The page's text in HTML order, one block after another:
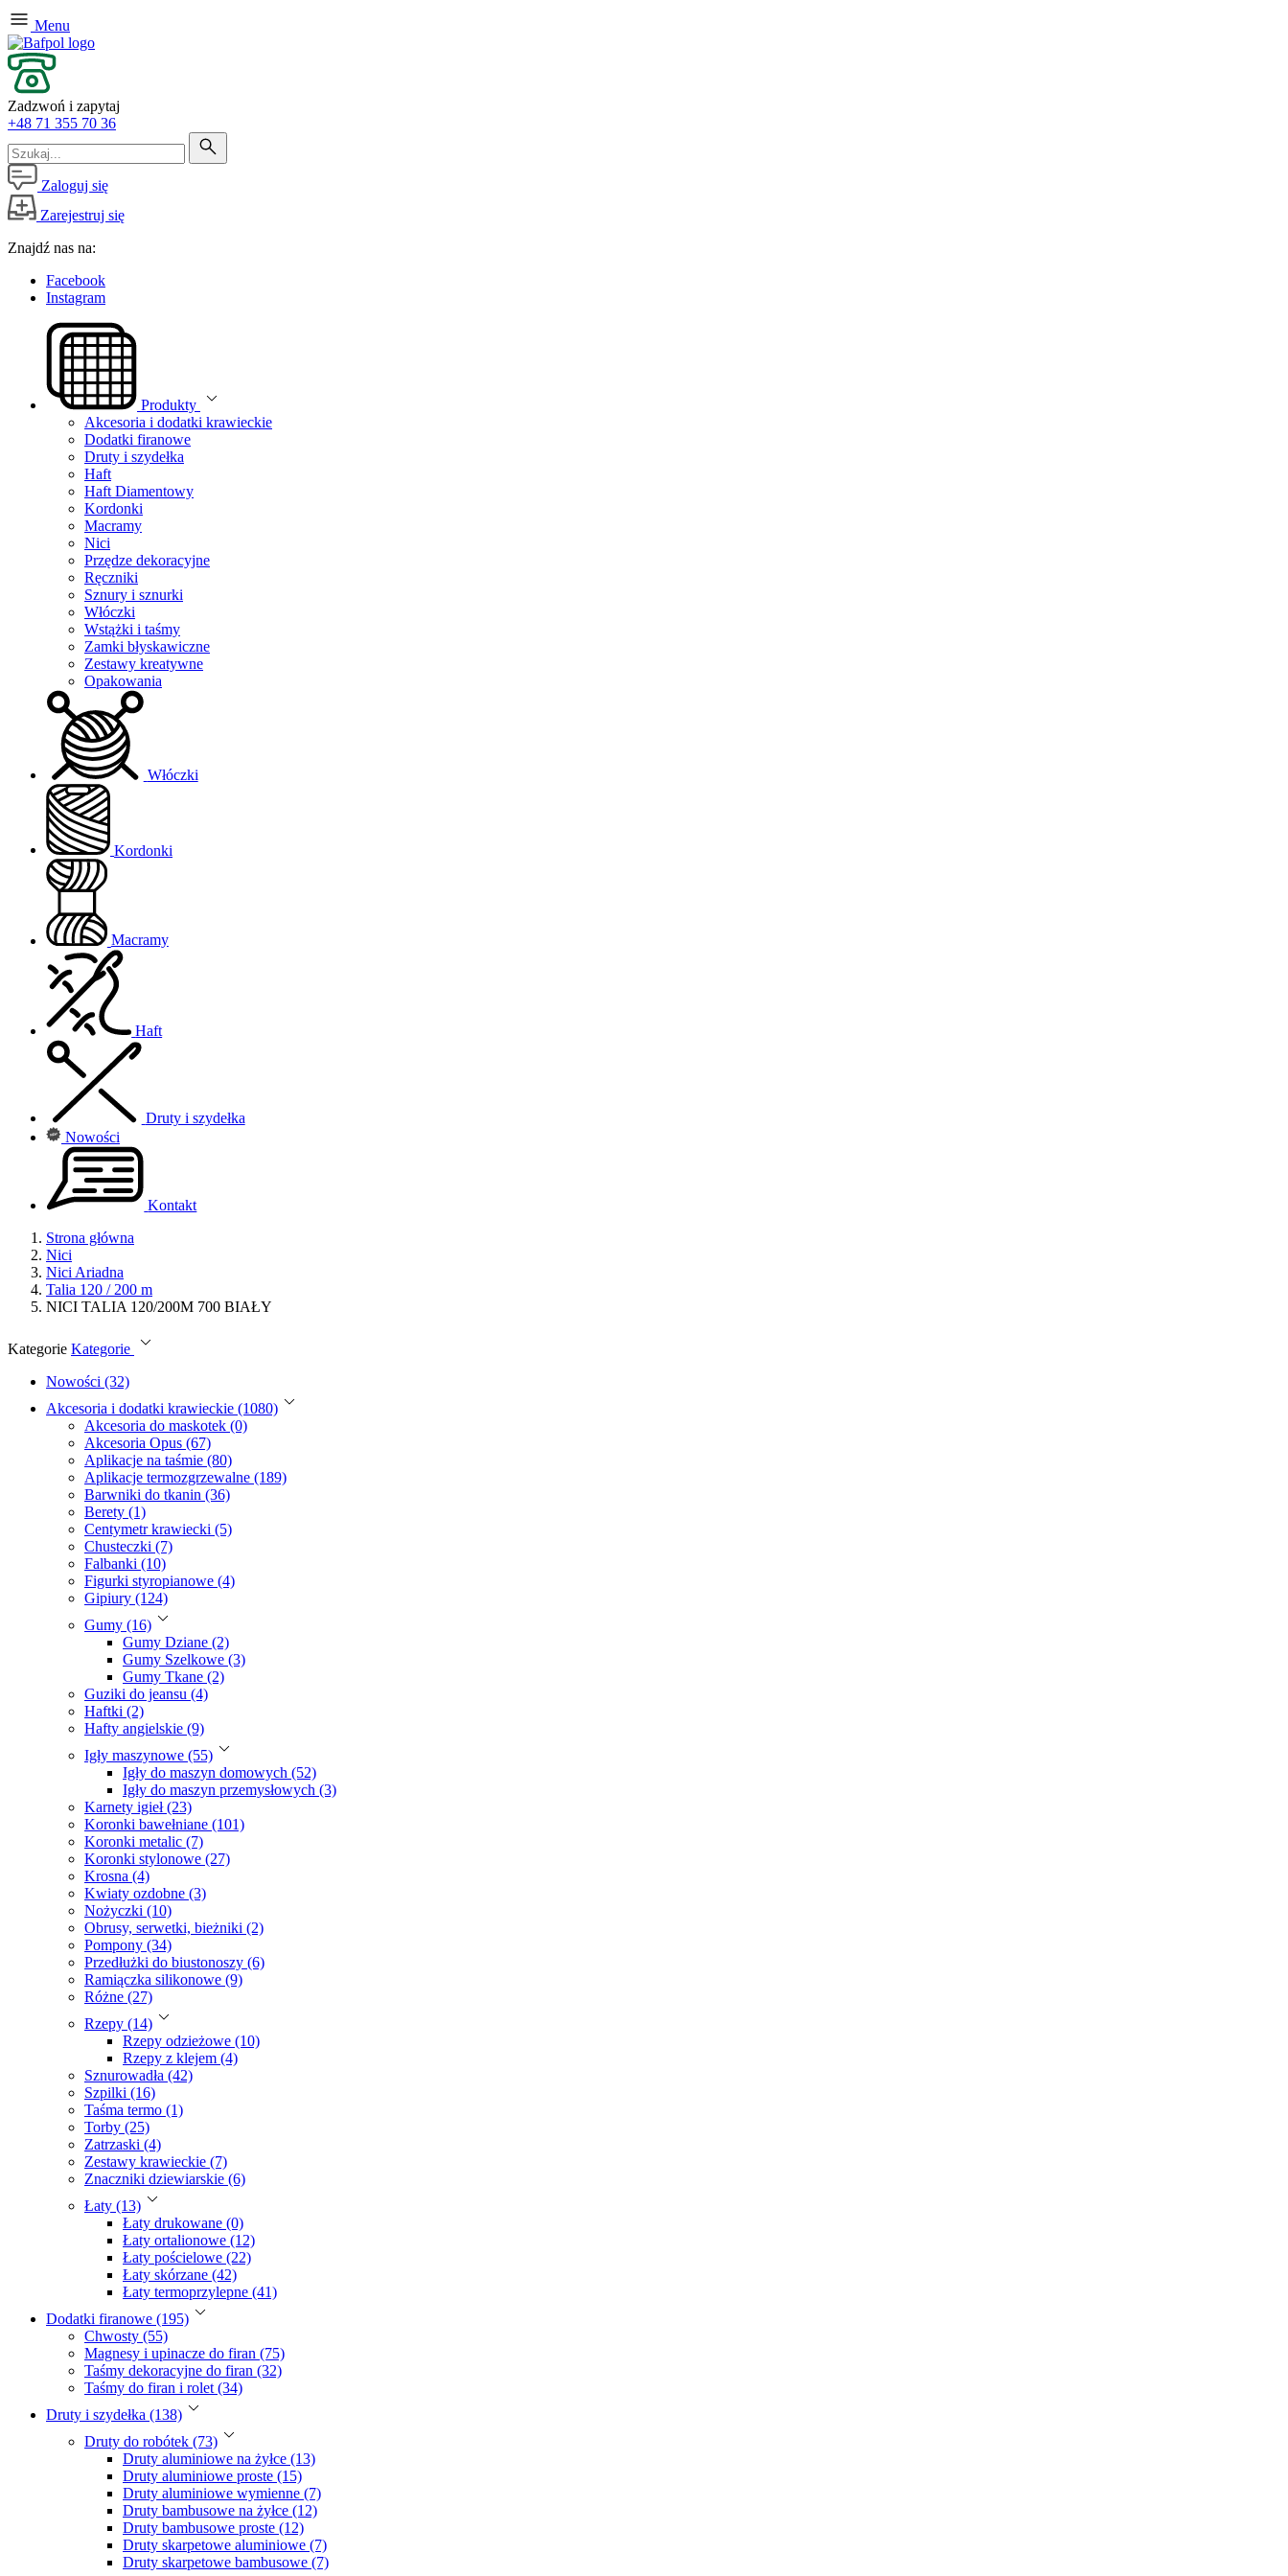
Menu
Zadzwoń i zapytaj
+48 71 355 70 36
Zaloguj się
Zarejestruj się
Znajdź nas na:
Facebook
Instagram
Produkty
Akcesoria i dodatki krawieckie
Dodatki firanowe
Druty i szydełka
Haft
Haft Diamentowy
Kordonki
Macramy
Nici
Przędze dekoracyjne
Ręczniki
Sznury i sznurki
Włóczki
Wstążki i taśmy
Zamki błyskawiczne
Zestawy kreatywne
Opakowania
Włóczki
Kordonki
Macramy
Haft
Druty i szydełka
Nowości
Kontakt
Strona główna
Nici
Nici Ariadna
Talia 120 / 200 m
NICI TALIA 120/200M 700 BIAŁY
Kategorie Kategorie
Nowości (32)
Akcesoria i dodatki krawieckie (1080)
Akcesoria do maskotek (0)
Akcesoria Opus (67)
Aplikacje na taśmie (80)
Aplikacje termozgrzewalne (189)
Barwniki do tkanin (36)
Berety (1)
Centymetr krawiecki (5)
Chusteczki (7)
Falbanki (10)
Figurki styropianowe (4)
Gipiury (124)
Gumy (16)
Gumy Dziane (2)
Gumy Szelkowe (3)
Gumy Tkane (2)
Guziki do jeansu (4)
Haftki (2)
Hafty angielskie (9)
Igły maszynowe (55)
Igły do maszyn domowych (52)
Igły do maszyn przemysłowych (3)
Karnety igieł (23)
Koronki bawełniane (101)
Koronki metalic (7)
Koronki stylonowe (27)
Krosna (4)
Kwiaty ozdobne (3)
Nożyczki (10)
Obrusy, serwetki, bieżniki (2)
Pompony (34)
Przedłużki do biustonoszy (6)
Ramiączka silikonowe (9)
Różne (27)
Rzepy (14)
Rzepy odzieżowe (10)
Rzepy z klejem (4)
Sznurowadła (42)
Szpilki (16)
Taśma termo (1)
Torby (25)
Zatrzaski (4)
Zestawy krawieckie (7)
Znaczniki dziewiarskie (6)
Łaty (13)
Łaty drukowane (0)
Łaty ortalionowe (12)
Łaty pościelowe (22)
Łaty skórzane (42)
Łaty termoprzylepne (41)
Dodatki firanowe (195)
Chwosty (55)
Magnesy i upinacze do firan (75)
Taśmy dekoracyjne do firan (32)
Taśmy do firan i rolet (34)
Druty i szydełka (138)
Druty do robótek (73)
Druty aluminiowe na żyłce (13)
Druty aluminiowe proste (15)
Druty aluminiowe wymienne (7)
Druty bambusowe na żyłce (12)
Druty bambusowe proste (12)
Druty skarpetowe aluminiowe (7)
Druty skarpetowe bambusowe (7)